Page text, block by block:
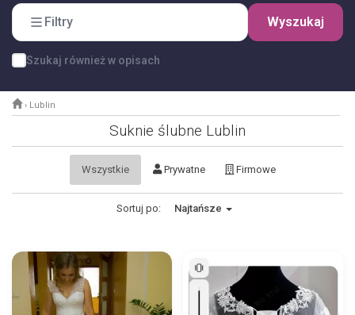
Filtry Wyszukaj
Szukaj również w opisach
› Lublin
Suknie ślubne Lublin
Wszystkie Prywatne Firmowe
Sortuj po: Najtańsze